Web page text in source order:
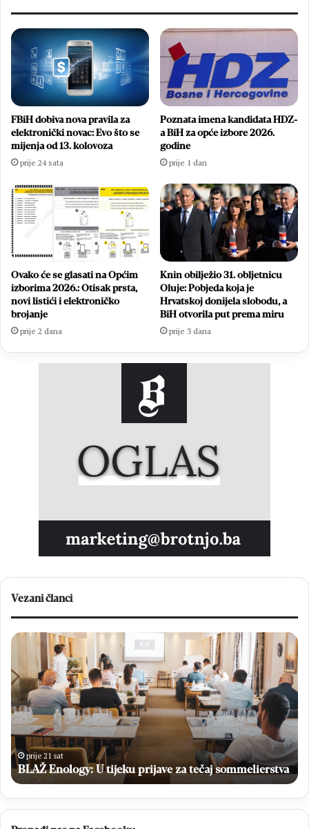
FBiH dobiva nova pravila za
elektronički novac: Evo što se
mijenja od 13. kolovoza
prije 24 sata
Poznata imena kandidata HDZ-
a BiH za opće izbore 2026.
godine
prije 1 dan
Ovako će se glasati na Općim
izborima 2026.: Otisak prsta,
novi listići i elektroničko
brojanje
prije 2 dana
Knin obilježio 31. obljetnicu
Oluje: Pobjeda koja je
Hrvatskoj donijela slobodu, a
BiH otvorila put prema miru
prije 3 dana
Vezani članci
BLAŽ
Enology:
U
tijeku
prijave
za
tečaj
sommelierstva
prije 21 sat
BLAŽ Enology: U tijeku prijave za tečaj sommelierstva
–